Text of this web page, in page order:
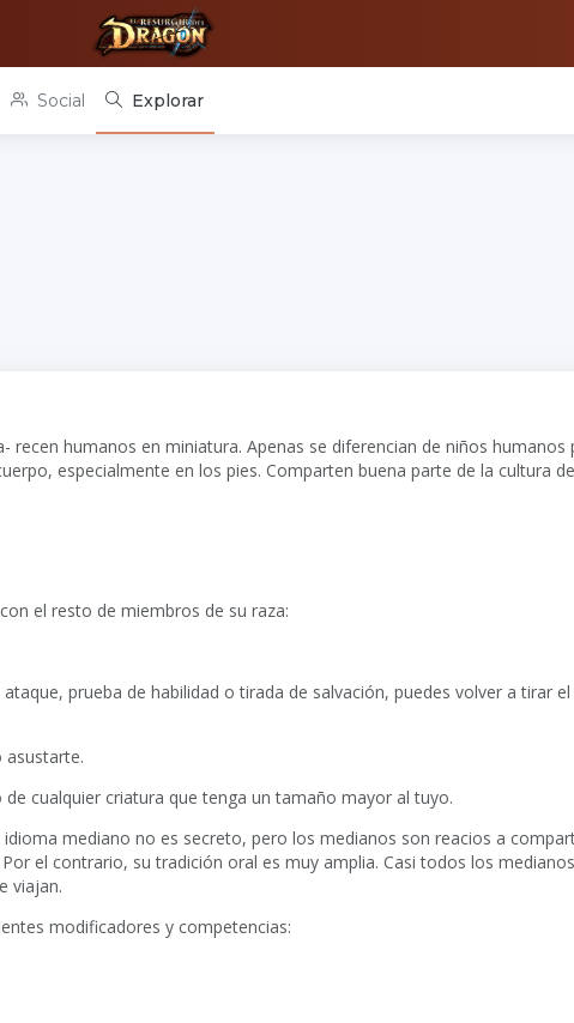
Social Explorar
humanos en miniatura. Apenas se diferencian de niños
especialmente en los pies. Comparten buena parte de la cultura
el resto de miembros de su raza:
prueba de habilidad o tirada de salvación, puedes volver a tirar
asustarte.
cualquier criatura que tenga un tamaño mayor al tuyo.
mediano no es secreto, pero los medianos son reacios a
el contrario, su tradición oral es muy amplia. Casi todos los
viajan.
modificadores y competencias: